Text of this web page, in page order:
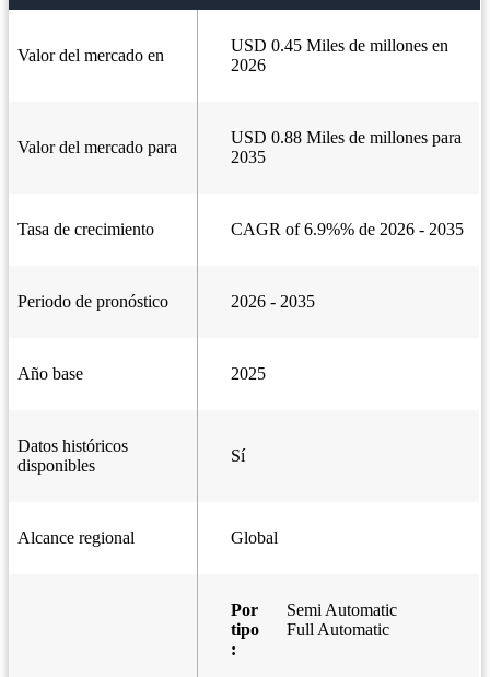
Valor del mercado en
USD 0.45 Miles de millones en
2026
Valor del mercado para
USD 0.88 Miles de millones para
2035
Tasa de crecimiento CAGR of 6.9%% de 2026 - 2035
Periodo de pronóstico 2026 - 2035
Año base 2025
Datos históricos
disponibles
Sí
Alcance regional Global
Por
tipo
:
Semi Automatic
Full Automatic